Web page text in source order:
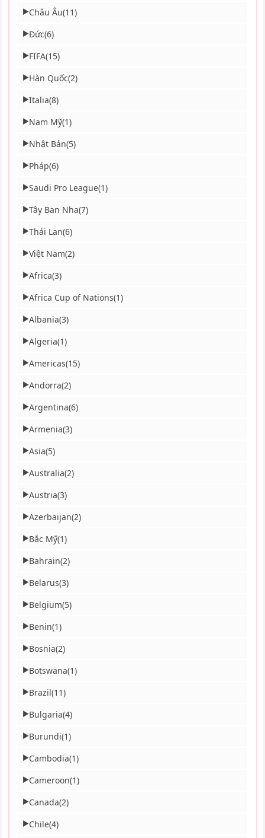
▶Châu Âu(11)
▶Đức(6)
▶FIFA(15)
▶Hàn Quốc(2)
▶Italia(8)
▶Nam Mỹ(1)
▶Nhật Bản(5)
▶Pháp(6)
▶Saudi Pro League(1)
▶Tây Ban Nha(7)
▶Thái Lan(6)
▶Việt Nam(2)
▶Africa(3)
▶Africa Cup of Nations(1)
▶Albania(3)
▶Algeria(1)
▶Americas(15)
▶Andorra(2)
▶Argentina(6)
▶Armenia(3)
▶Asia(5)
▶Australia(2)
▶Austria(3)
▶Azerbaijan(2)
▶Bắc Mỹ(1)
▶Bahrain(2)
▶Belarus(3)
▶Belgium(5)
▶Benin(1)
▶Bosnia(2)
▶Botswana(1)
▶Brazil(11)
▶Bulgaria(4)
▶Burundi(1)
▶Cambodia(1)
▶Cameroon(1)
▶Canada(2)
▶Chile(4)